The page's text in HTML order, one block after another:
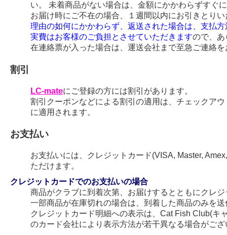
い。 未着商品がない場合は、金額にかかわらずすぐ
お届け時にご不在の場合、１週間以内にお引きとり
理由の如何にかかわらず、返送された場合は、支払
実費はお客様のご負担とさせていただきますので、あ
在連絡票が入った場合は、運送会社まで至急ご連絡
割引
LC-mateにご登録の方には割引があります。
割引クーポンなどによる割引の適用は、チェックア
に適用されます。
お支払い
お支払いには、クレジットカード(VISA, Master,
ただけます。
クレジットカードでのお支払いの場合
商品がクラブに到着次第、お届けするとともにクレ
一部商品が在庫切れの場合は、到着した商品のみを
クレジットカード明細への表示は、Cat Fish Club(キ
のカード会社により表示方法が若干異なる場合がござ